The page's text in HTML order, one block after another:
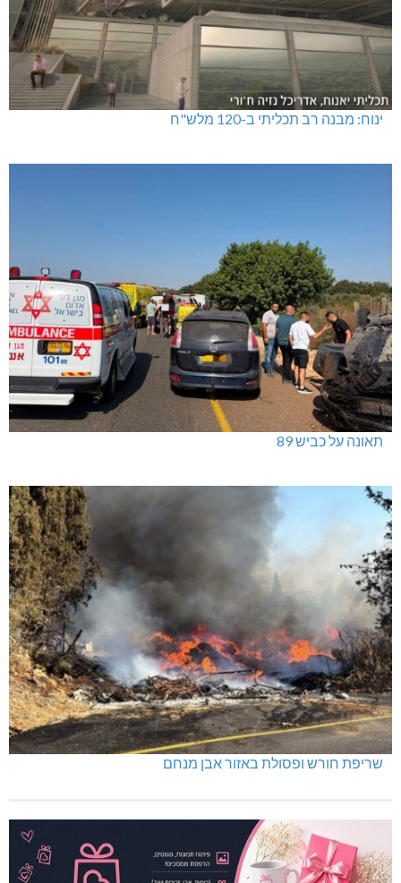
ינוח: מבנה רב תכליתי ב-120 מלש"ח
תאונה על כביש 89
שריפת חורש ופסולת באזור אבן מנחם